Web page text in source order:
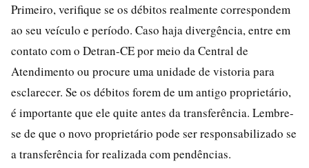
Primeiro, verifique se os débitos realmente correspondem
ao seu veículo e período. Caso haja divergência, entre em
contato com o Detran-CE por meio da Central de
Atendimento ou procure uma unidade de vistoria para
esclarecer. Se os débitos forem de um antigo proprietário,
é importante que ele quite antes da transferência. Lembre-
se de que o novo proprietário pode ser responsabilizado se
a transferência for realizada com pendências.